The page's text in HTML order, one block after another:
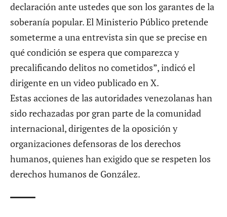
declaración ante ustedes que son los garantes de la
soberanía popular. El Ministerio Público pretende
someterme a una entrevista sin que se precise en
qué condición se espera que comparezca y
precalificando delitos no cometidos”, indicó el
dirigente en un video publicado en X.
Estas acciones de las autoridades venezolanas han
sido rechazadas por gran parte de la comunidad
internacional, dirigentes de la oposición y
organizaciones defensoras de los derechos
humanos, quienes han exigido que se respeten los
derechos humanos de González.